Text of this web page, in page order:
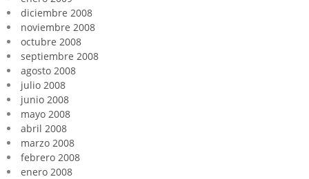
diciembre 2008
noviembre 2008
octubre 2008
septiembre 2008
agosto 2008
julio 2008
junio 2008
mayo 2008
abril 2008
marzo 2008
febrero 2008
enero 2008